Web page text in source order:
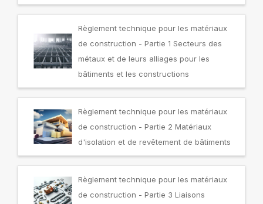
Règlement technique pour les matériaux
de construction - Partie 1 Secteurs des
métaux et de leurs alliages pour les
bâtiments et les constructions
Règlement technique pour les matériaux
de construction - Partie 2 Matériaux
d'isolation et de revêtement de bâtiments
Règlement technique pour les matériaux
de construction - Partie 3 Liaisons